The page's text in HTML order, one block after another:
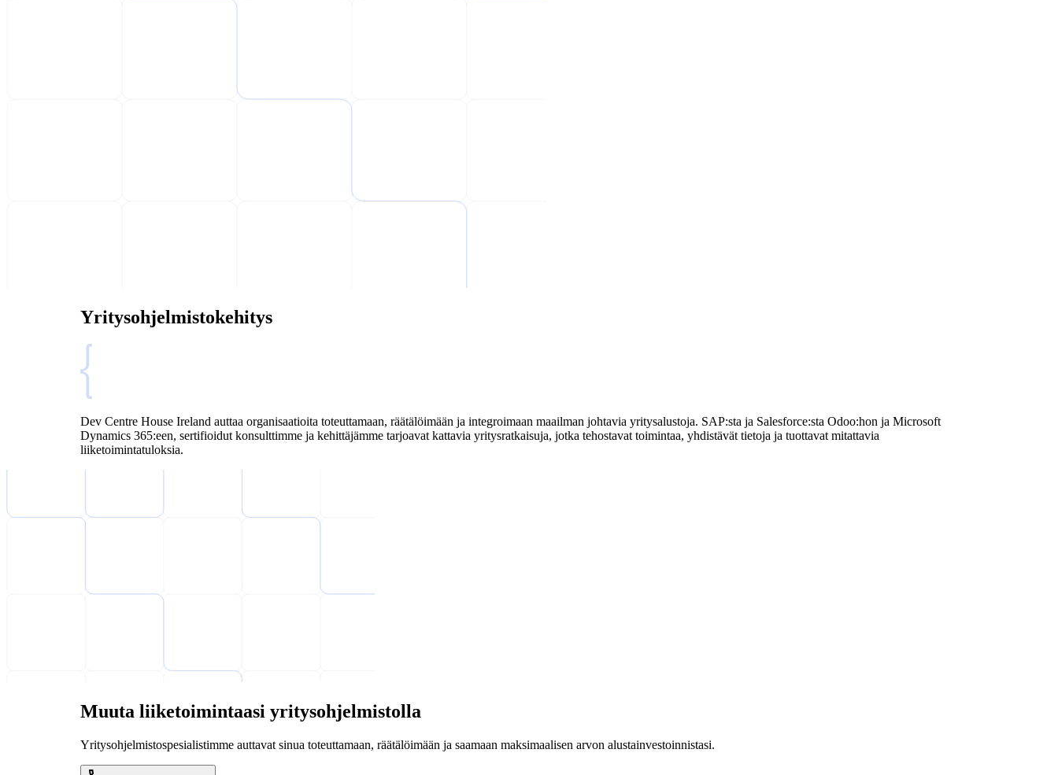
Yritysohjelmistokehitys
Dev Centre House Ireland auttaa organisaatioita toteuttamaan, räätälöimään ja integroimaan maailman johtavia yritysalustoja. SAP:sta ja Salesforce:sta Odoo:hon ja Microsoft
Dynamics 365:een, sertifioidut konsulttimme ja kehittäjämme tarjoavat kattavia yritysratkaisuja, jotka tehostavat toimintaa, yhdistävät tietoja ja tuottavat mitattavia
liiketoimintatuloksia.
Muuta liiketoimintaasi yritysohjelmistolla
Yritysohjelmistospesialistimme auttavat sinua toteuttamaan, räätälöimään ja saamaan maksimaalisen arvon alustainvestoinnistasi.